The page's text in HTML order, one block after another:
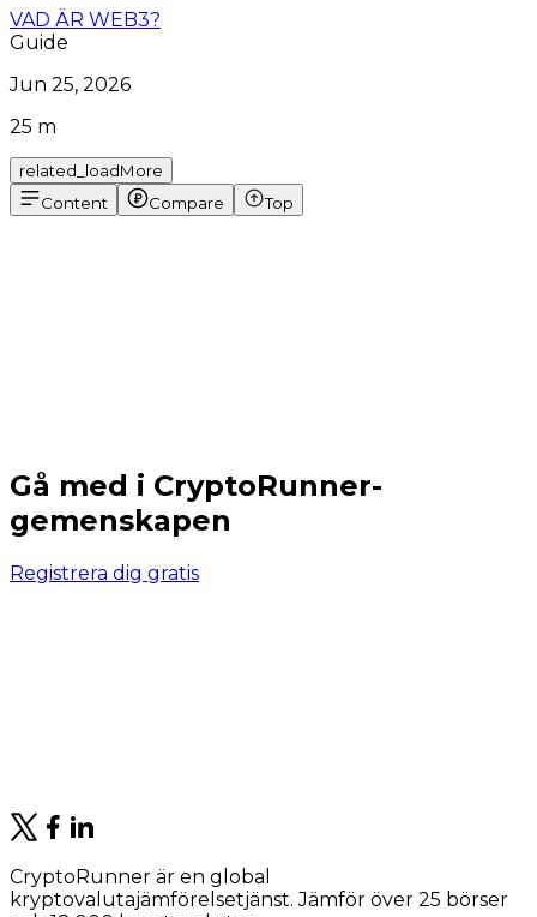
VAD ÄR WEB3?
Guide
Jun 25, 2026
25 m
related_loadMore
Content
Compare Top
Gå med i CryptoRunner-
gemenskapen
Registrera dig gratis
CryptoRunner är en global
kryptovalutajämförelsetjänst. Jämför över 25 börser